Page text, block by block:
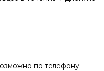
по телефону: